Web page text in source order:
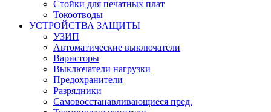
Стойки для печатных плат
Токоотводы
УСТРОЙСТВА ЗАЩИТЫ
УЗИП
Автоматические выключатели
Варисторы
Выключатели нагрузки
Предохранители
Разрядники
Самовосстанавливающиеся пред.